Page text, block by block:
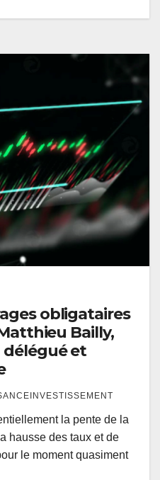
obligataires
Bailly,
et
la pente de la
hausse des taux et de
le moment quasiment